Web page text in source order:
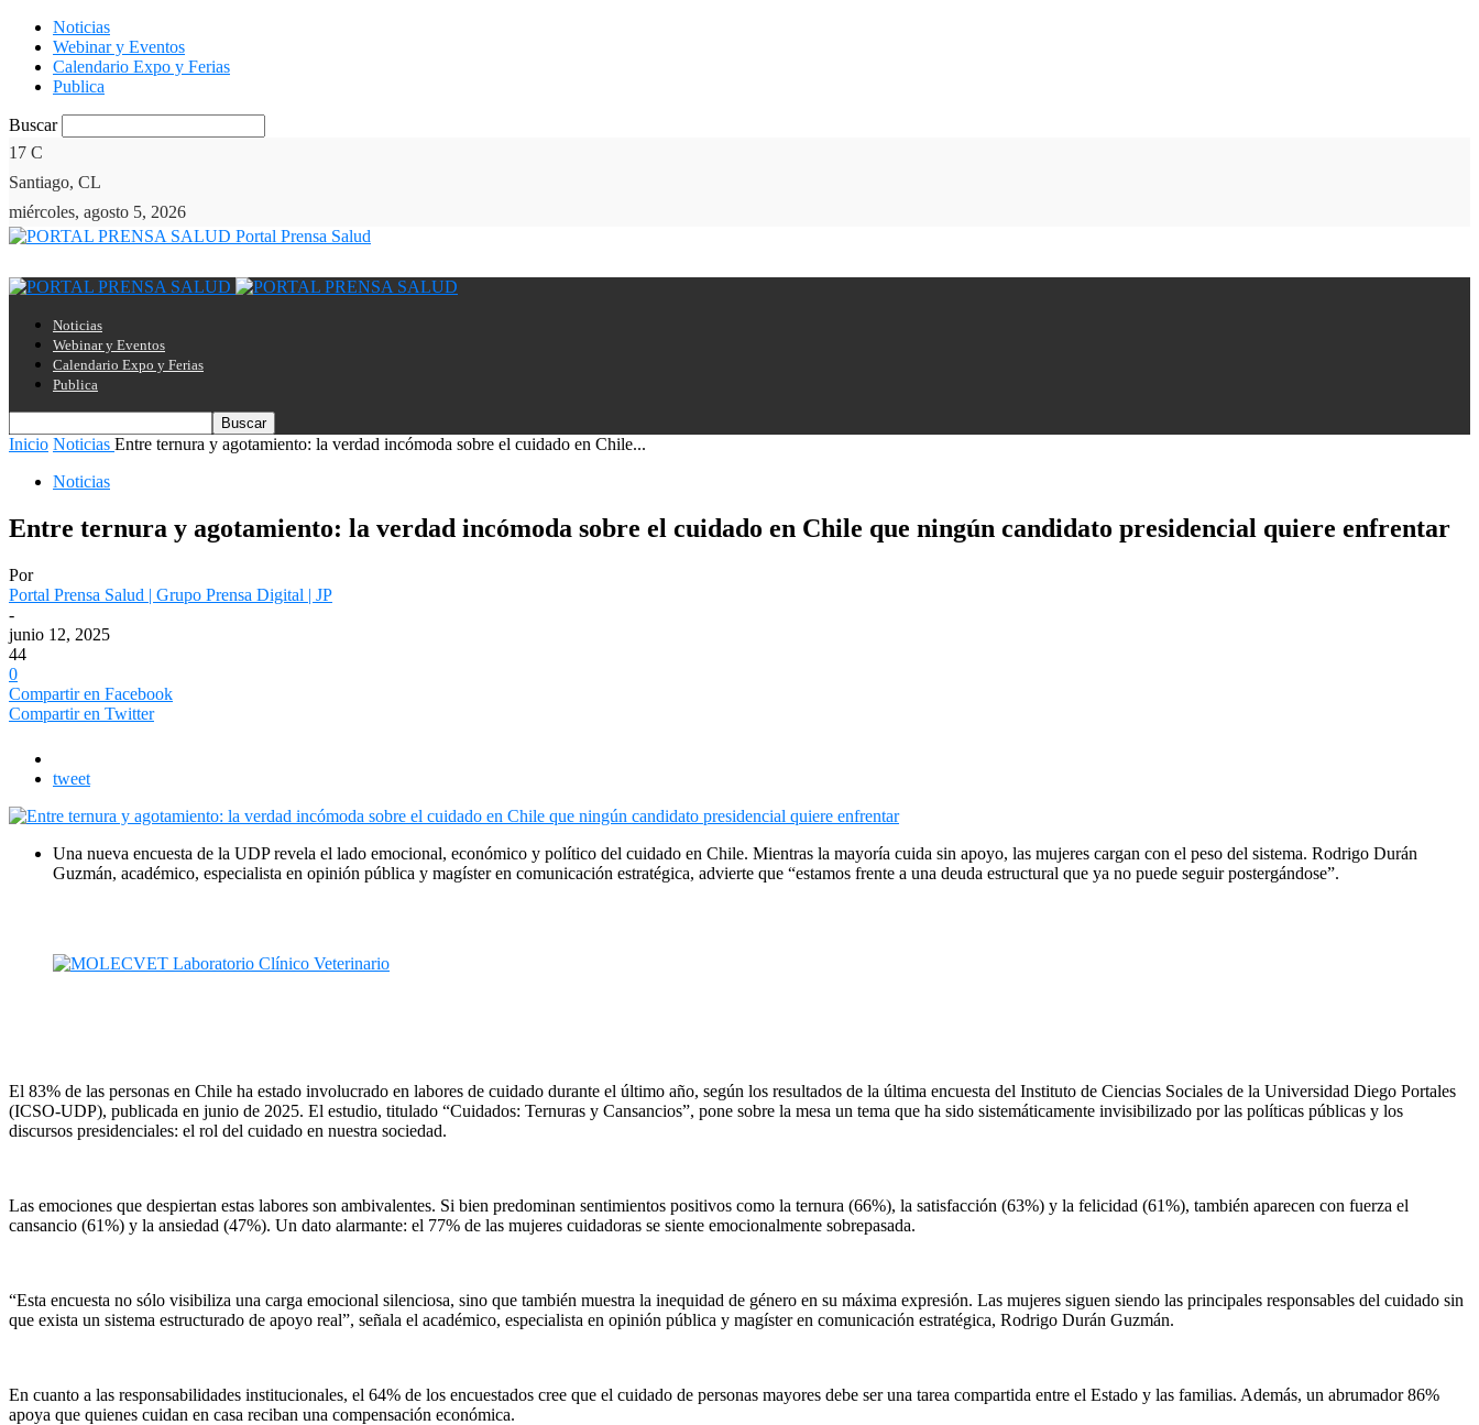
Noticias
Webinar y Eventos
Calendario Expo y Ferias
Publica
Buscar
17 C
Santiago, CL
miércoles, agosto 5, 2026
Portal Prensa Salud
Noticias
Webinar y Eventos
Calendario Expo y Ferias
Publica
Inicio Noticias Entre ternura y agotamiento: la verdad incómoda sobre el cuidado en Chile...
Noticias
Entre ternura y agotamiento: la verdad incómoda sobre el cuidado en Chile que ningún candidato presidencial quiere enfrentar
Por
Portal Prensa Salud | Grupo Prensa Digital | JP
-
junio 12, 2025
44
0
Compartir en Facebook
Compartir en Twitter
tweet
Una nueva encuesta de la UDP revela el lado emocional, económico y político del cuidado en Chile. Mientras la mayoría cuida sin apoyo, las mujeres cargan con el peso del sistema. Rodrigo Durán
Guzmán, académico, especialista en opinión pública y magíster en comunicación estratégica, advierte que “estamos frente a una deuda estructural que ya no puede seguir postergándose”.
El 83% de las personas en Chile ha estado involucrado en labores de cuidado durante el último año, según los resultados de la última encuesta del Instituto de Ciencias Sociales de la Universidad Diego Portales
(ICSO-UDP), publicada en junio de 2025. El estudio, titulado “Cuidados: Ternuras y Cansancios”, pone sobre la mesa un tema que ha sido sistemáticamente invisibilizado por las políticas públicas y los
discursos presidenciales: el rol del cuidado en nuestra sociedad.
Las emociones que despiertan estas labores son ambivalentes. Si bien predominan sentimientos positivos como la ternura (66%), la satisfacción (63%) y la felicidad (61%), también aparecen con fuerza el
cansancio (61%) y la ansiedad (47%). Un dato alarmante: el 77% de las mujeres cuidadoras se siente emocionalmente sobrepasada.
“Esta encuesta no sólo visibiliza una carga emocional silenciosa, sino que también muestra la inequidad de género en su máxima expresión. Las mujeres siguen siendo las principales responsables del cuidado sin
que exista un sistema estructurado de apoyo real”, señala el académico, especialista en opinión pública y magíster en comunicación estratégica, Rodrigo Durán Guzmán.
En cuanto a las responsabilidades institucionales, el 64% de los encuestados cree que el cuidado de personas mayores debe ser una tarea compartida entre el Estado y las familias. Además, un abrumador 86%
apoya que quienes cuidan en casa reciban una compensación económica.